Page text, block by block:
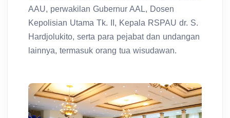
AAU, perwakilan Gubernur AAL, Dosen
Kepolisian Utama Tk. II, Kepala RSPAU dr. S.
Hardjolukito, serta para pejabat dan undangan
lainnya, termasuk orang tua wisudawan.